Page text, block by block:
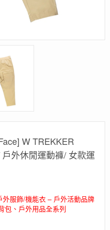
W TREKKER
外休閒運動褲/ 女款運
外服飾/機能衣 – 戶外活動品牌
包、戶外用品全系列